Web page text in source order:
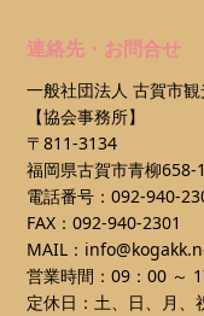
連絡先・お問合せ
一般社団法人 古賀市
【協会事務所】
〒811-3134
福岡県古賀市青柳658-1
電話番号：092-940-
FAX：092-940-2301
MAIL：
営業時間：09：00 ～
定休日：土、日、月、